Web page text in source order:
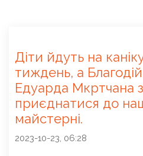
Діти йдуть на
тиждень, а
Едуарда Мкртчана
приєднатися до
майстерні.
2023-10-23, 06:28